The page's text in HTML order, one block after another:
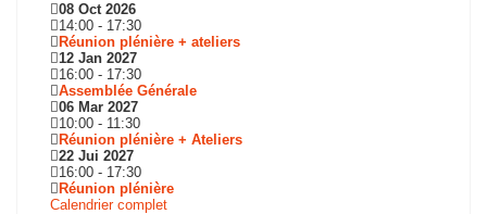
08 Oct 2026
14:00 - 17:30
Réunion plénière + ateliers
12 Jan 2027
16:00 - 17:30
Assemblée Générale
06 Mar 2027
10:00 - 11:30
Réunion plénière + Ateliers
22 Jui 2027
16:00 - 17:30
Réunion plénière
Calendrier complet